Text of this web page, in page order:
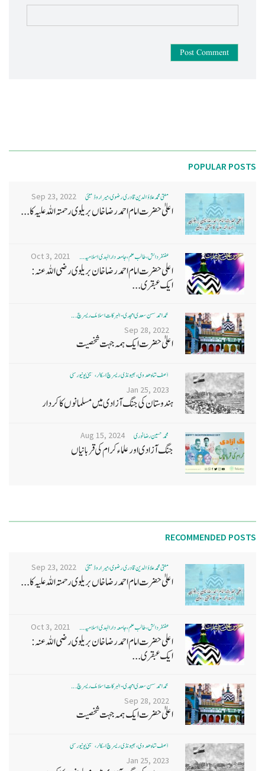
Post Comment
POPULAR POSTS
مفتی محمد علاؤ الدین قادری رضوی ، میرا روڈ ممبئی Sep 23, 2022
اعلیٰ حضرت امام احمد رضا خاں بر یلو ی رحمتہ اللہ علیہ کا...
غضنفر دانش، طالب علم، جامعہ دارالہدی اسلامیہ ... Oct 3, 2021
اعلی حضرت امام احمد رضا خان بریلوی رضی اللہ عنہ:
ایک عبقری...
محمد احمد حسن سعدی امجدی - البرکات اسلامک ریسرچ ...
Sep 28, 2022
اعلیٰ حضرت ایک ہمہ جہت شخصیت
آصف شاہ ھدوی، بھیونڈی ریسرچ اسکالر، ممبئی یونیورسٹی
Jan 25, 2023
ہندوستان کی جنگ آزادی میں مسلمانوں کا کردار
محمد تحسین رضا نوری Aug 15, 2024
جنگ آزادی اور علماء کرام کی قربانیاں
RECOMMENDED POSTS
مفتی محمد علاؤ الدین قادری رضوی ، میرا روڈ ممبئی Sep 23, 2022
اعلیٰ حضرت امام احمد رضا خاں بر یلو ی رحمتہ اللہ علیہ کا...
غضنفر دانش، طالب علم، جامعہ دارالہدی اسلامیہ ... Oct 3, 2021
اعلی حضرت امام احمد رضا خان بریلوی رضی اللہ عنہ:
ایک عبقری...
محمد احمد حسن سعدی امجدی - البرکات اسلامک ریسرچ ...
Sep 28, 2022
اعلیٰ حضرت ایک ہمہ جہت شخصیت
آصف شاہ ھدوی، بھیونڈی ریسرچ اسکالر، ممبئی یونیورسٹی
Jan 25, 2023